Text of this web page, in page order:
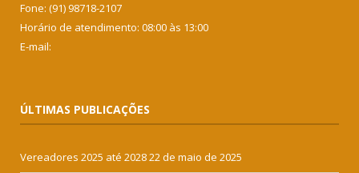
Fone: (91) 98718-2107
Horário de atendimento: 08:00 às 13:00
E-mail:
ÚLTIMAS PUBLICAÇÕES
Vereadores 2025 até 202822 de maio de 2025